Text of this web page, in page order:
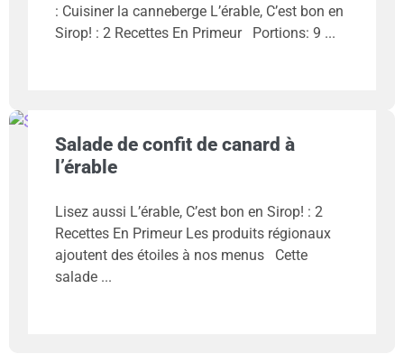
: Cuisiner la canneberge L’érable, C’est bon en
Sirop! : 2 Recettes En Primeur Portions: 9
Salade de confit de canard à
l’érable
Lisez aussi L’érable, C’est bon en Sirop! : 2
Recettes En Primeur Les produits régionaux
ajoutent des étoiles à nos menus Cette
salade